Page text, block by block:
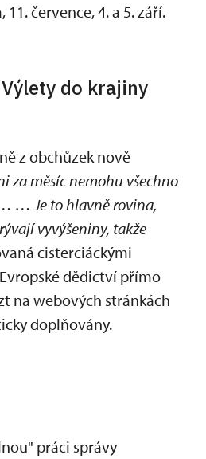
července, 4. a 5. září.
do krajiny
z obchůzek nově
za měsíc nemohu všechno
… Je to hlavně rovina,
vyvýšeniny, takže
cisterciáckými
dědictví přímo
na webových stránkách
doplňovány.
práci správy